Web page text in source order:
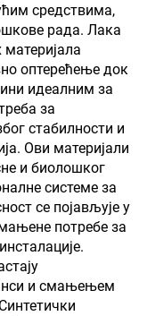
средствима,
рада. Лака
оптерећење док
идеалним за
за
стабилности и
Ови материјали
и биолошког
системе за
се појављује у
потребе за
и смањењем